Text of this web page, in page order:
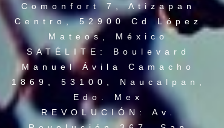
Comonfort 7, Atizapan
Centro, 52900 Cd López
Mateos, México
SATÉLITE: Boulevard
Manuel Ávila Camacho
1869, 53100, Naucalpan,
Edo. Mex
REVOLUCIÓN: Av.